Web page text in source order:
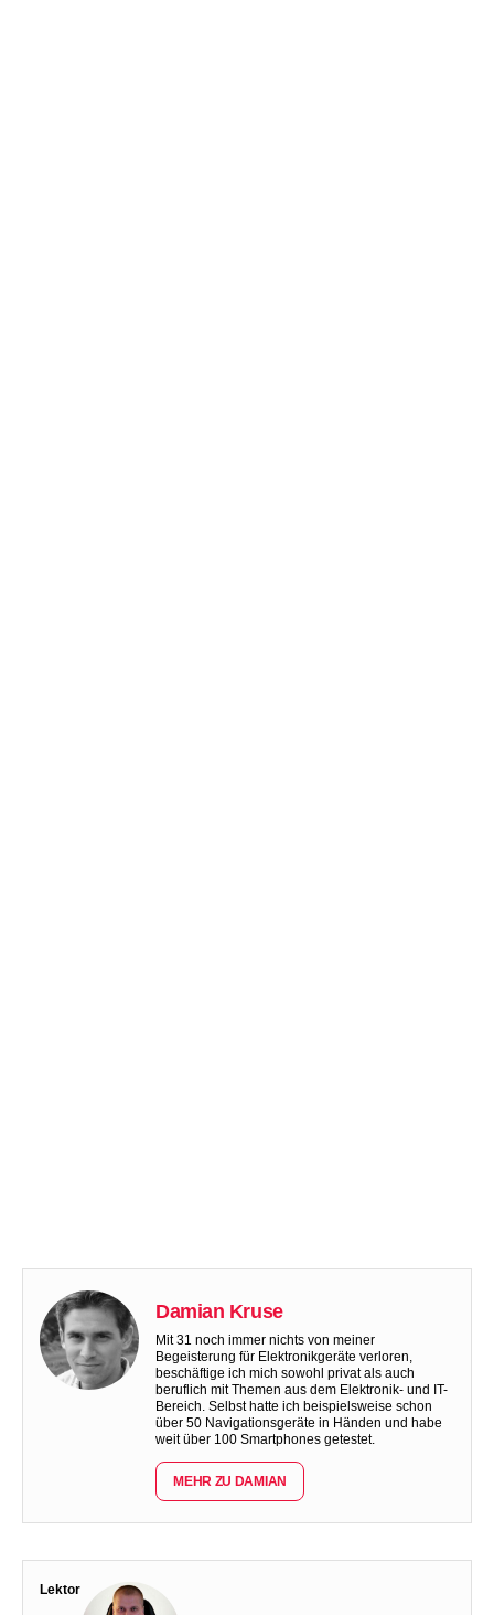
Damian Kruse
Mit 31 noch immer nichts von meiner
Begeisterung für Elektronikgeräte verloren,
beschäftige ich mich sowohl privat als auch
beruflich mit Themen aus dem Elektronik- und IT-
Bereich. Selbst hatte ich beispielsweise schon
über 50 Navigationsgeräte in Händen und habe
weit über 100 Smartphones getestet.
MEHR ZU DAMIAN
Lektor